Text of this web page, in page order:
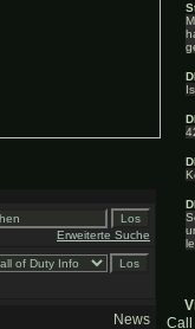
Erweiterte Suche
News
Call